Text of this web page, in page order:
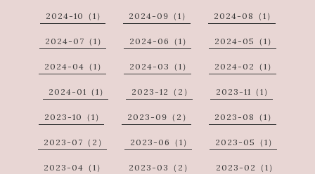
2024-10（1） 2024-09（1） 2024-08（1）
2024-07（1） 2024-06（1） 2024-05（1）
2024-04（1） 2024-03（1） 2024-02（1）
2024-01（1） 2023-12（2） 2023-11（1）
2023-10（1） 2023-09（2） 2023-08（1）
2023-07（2） 2023-06（1） 2023-05（1）
2023-04（1） 2023-03（2） 2023-02（1）